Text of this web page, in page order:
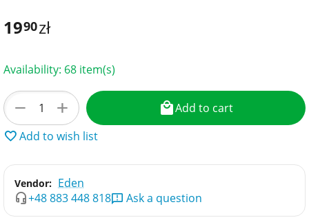
1990zł
Availability: 68 item(s)
+
−
Add to cart
Add to wish list
Vendor: Eden
+48 883 448 818
Ask a question